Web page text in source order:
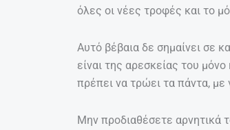
όλες οι νέες τροφές και το
Αυτό βέβαια δε σημαίνει σε
είναι της αρεσκείας του
πρέπει να τρώει τα πάντα,
Μην προδιαθέσετε αρνητικά